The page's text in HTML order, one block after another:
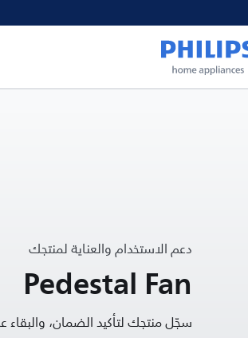
دعم الاستخدام والعناية لمنتجك
Pedestal Fan
سجّل منتجك لتأكيد الضمان،